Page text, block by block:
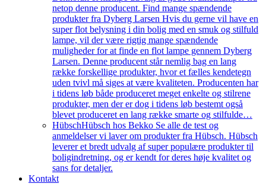
netop denne producent. Find mange spændende
produkter fra Dyberg Larsen Hvis du gerne vil have en
super flot belysning i din bolig med en smuk og stilfuld
lampe, vil der være rigtig mange spændende
muligheder for at finde en flot lampe gennem Dyberg
Larsen. Denne producent står nemlig bag en lang
række forskellige produkter, hvor et fælles kendetegn
uden tvivl må siges at være kvaliteten. Producenten har
i tidens løb både produceret meget enkelte og stilrene
produkter, men der er dog i tidens løb bestemt også
blevet produceret en lang række smarte og stilfulde…
HübschHübsch hos Bekko Se alle de test og
anmeldelser vi laver om produkter fra Hübsch. Hübsch
leverer et bredt udvalg af super populære produkter til
boligindretning, og er kendt for deres høje kvalitet og
sans for detaljer.
Kontakt